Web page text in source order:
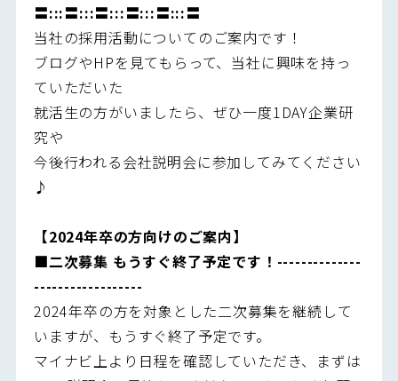
〓:::〓:::〓:::〓:::〓:::〓
当社の採用活動についてのご案内です！
ブログやHPを見てもらって、当社に興味を持っ
ていただいた
就活生の方がいましたら、ぜひ一度1DAY企業研
究や
今後行われる会社説明会に参加してみてください
♪
【2024年卒の方向けのご案内】
■二次募集 もうすぐ終了予定です！--------------
------------------
2024年卒の方を対象とした二次募集を継続して
いますが、もうすぐ終了予定です。
マイナビ上より日程を確認していただき、まずは